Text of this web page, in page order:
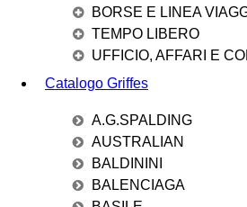
BORSE E LINEA
TEMPO LIBERO
UFFICIO, AFFARI E
Catalogo Griffes
A.G.SPALDING
AUSTRALIAN
BALDININI
BALENCIAGA